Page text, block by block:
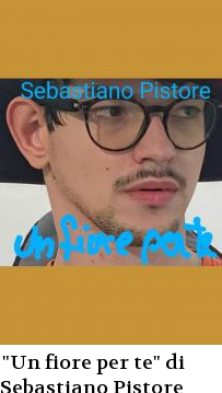
"Un fiore per te" di